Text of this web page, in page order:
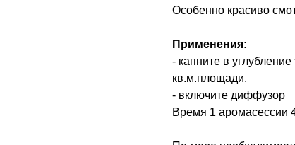
Особенно красиво
Применения:
- капните в
кв.м.площади.
- включите диффузор
Время 1 аромасессии